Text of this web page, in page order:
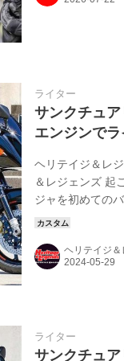
モデルでは、さ
ライター
サンクチュ
エンジンで
ヘリテイジ＆レ
＆レジェンズ 起
ジャを初めての
くようにすべて
の積み替えなど
的にRCM Ninja
ヘリテイジ
ライター
サンクチュ